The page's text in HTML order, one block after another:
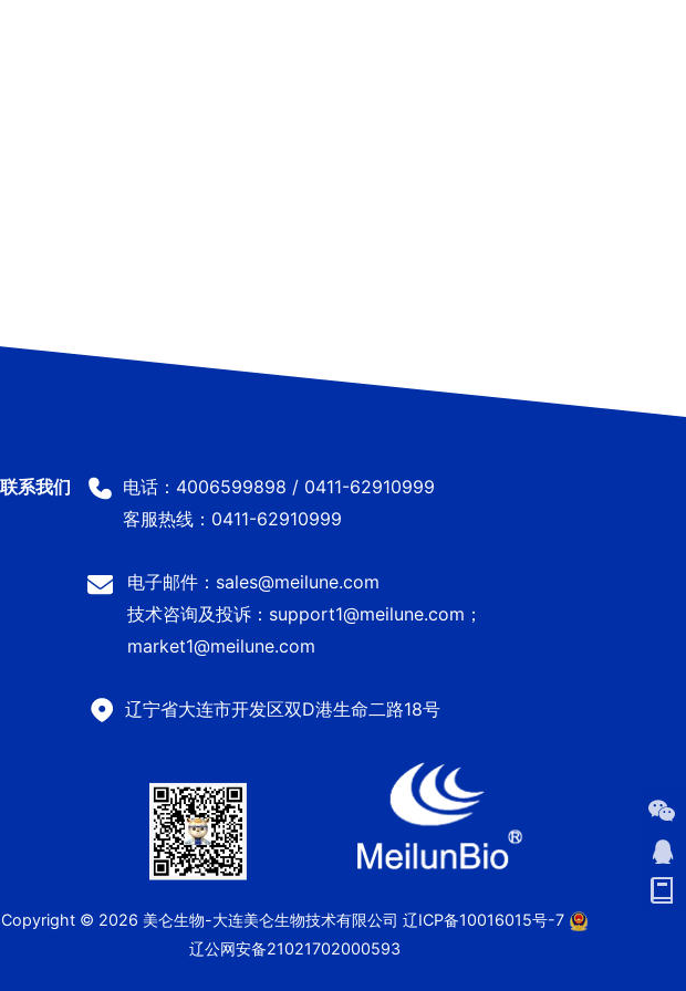
电话：4006599898 / 0411-62910999
客服热线：0411-62910999
电子邮件：sales@meilune.com
技术咨询及投诉：support1@meilune.com；
market1@meilune.com
辽宁省大连市开发区双D港生命二路18号
Copyright © 2026 美仑生物-大连美仑生物技术有限公司 辽ICP备10016015号-7
辽公网安备21021702000593